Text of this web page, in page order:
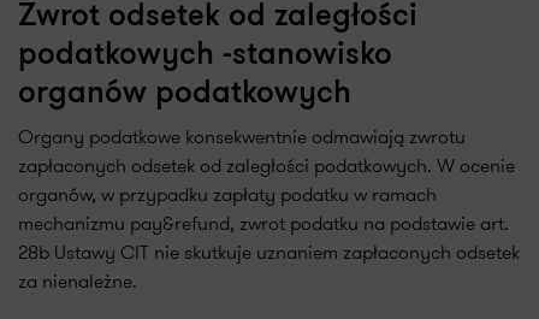
Zwrot odsetek od zaległości
podatkowych -stanowisko
organów podatkowych
Organy podatkowe konsekwentnie odmawiają zwrotu
zapłaconych odsetek od zaległości podatkowych. W ocenie
organów, w przypadku zapłaty podatku w ramach
mechanizmu pay&refund, zwrot podatku na podstawie art.
28b Ustawy CIT nie skutkuje uznaniem zapłaconych odsetek
za nienależne.